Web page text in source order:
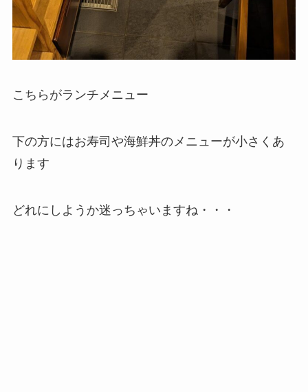
こちらがランチメニュー
下の方にはお寿司や海鮮丼のメニューが小さくあ
ります
どれにしようか迷っちゃいますね・・・